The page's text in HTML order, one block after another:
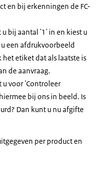
en bij erkenningen de FC-
bij aantal '1' in en kiest u
een afdrukvoorbeeld
etiket dat als laatste is
de aanvraag.
voor 'Controleer
bij ons in beeld. Is
Dan kunt u nu afgifte
per product en